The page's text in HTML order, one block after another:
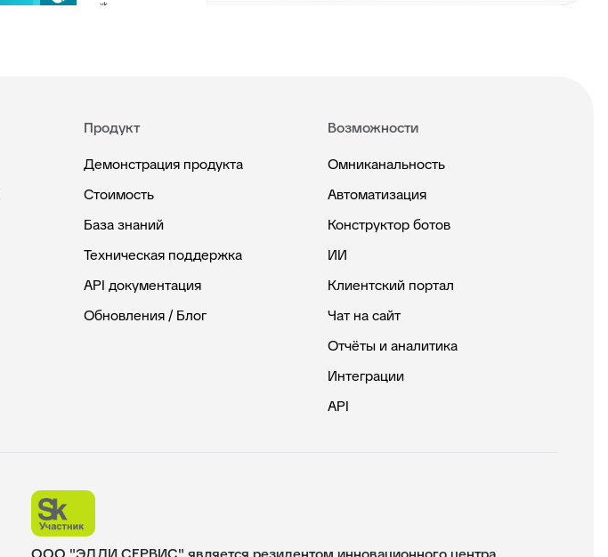
Продукт
Демонстрация продукта
Стоимость
База знаний
Техническая поддержка
API документация
Обновления / Блог
Возможности
Омниканальность
Автоматизация
Конструктор ботов
ИИ
Клиентский портал
Чат на сайт
Отчёты и аналитика
Интеграции
API